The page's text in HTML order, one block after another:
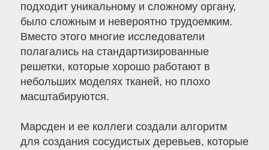
подходит уникальному и сложному органу,
было сложным и невероятно трудоемким.
Вместо этого многие исследователи
полагались на стандартизированные
решетки, которые хорошо работают в
небольших моделях тканей, но плохо
масштабируются.
Марсден и ее коллеги создали алгоритм
для создания сосудистых деревьев, которые